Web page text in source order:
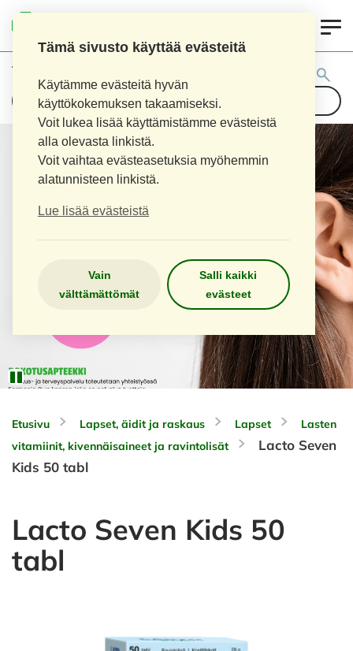
Tämä sivusto käyttää evästeitä
Käytämme evästeitä hyvän
käyttökokemuksen takaamiseksi.
Voit lukea lisää käyttämistämme evästeistä
alla olevasta linkistä.
Voit vaihtaa evästeasetuksia myöhemmin
alatunnisteen linkistä.
Lue lisää evästeistä
Vain
välttämättömät
Salli kaikki
evästeet
Tuotehaku:
Etusivu Lapset, äidit ja raskaus Lapset
Lasten
vitamiinit, kivennäisaineet ja ravintolisät
Lacto Seven
Kids 50 tabl
Lacto Seven Kids 50
tabl